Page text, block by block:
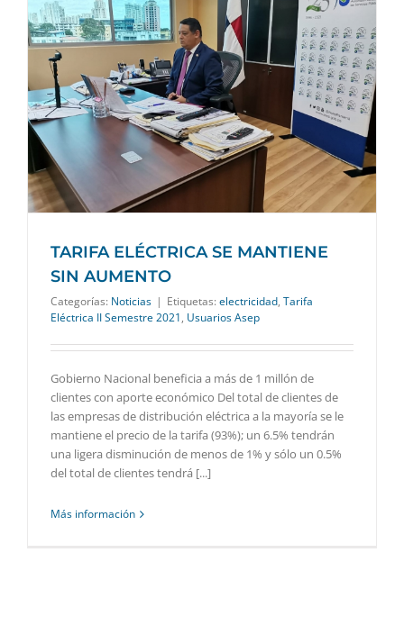
TARIFA ELÉCTRICA SE MANTIENE
SIN AUMENTO
Categorías: Noticias | Etiquetas: electricidad, Tarifa
Eléctrica II Semestre 2021, Usuarios Asep
Gobierno Nacional beneficia a más de 1 millón de
clientes con aporte económico Del total de clientes de
las empresas de distribución eléctrica a la mayoría se le
mantiene el precio de la tarifa (93%); un 6.5% tendrán
una ligera disminución de menos de 1% y sólo un 0.5%
del total de clientes tendrá [...]
Más información